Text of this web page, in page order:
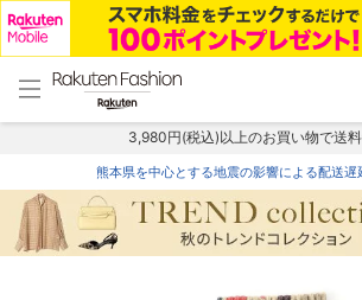
menu home
トップ
3,980円(税込)以上のお買い物で送料
熊本県を中心とする地震の影響による配送遅